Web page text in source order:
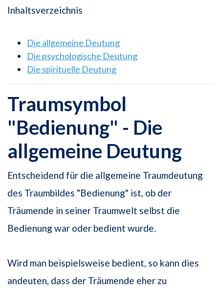
Inhaltsverzeichnis
Die allgemeine Deutung
Die psychologische Deutung
Die spirituelle Deutung
Traumsymbol
"Bedienung" - Die
allgemeine Deutung
Entscheidend für die allgemeine Traumdeutung
des Traumbildes "Bedienung" ist, ob der
Träumende in seiner Traumwelt selbst die
Bedienung war oder bedient wurde.
Wird man beispielsweise bedient, so kann dies
andeuten, dass der Träumende eher zu